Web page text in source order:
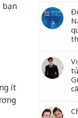
bạn
ít